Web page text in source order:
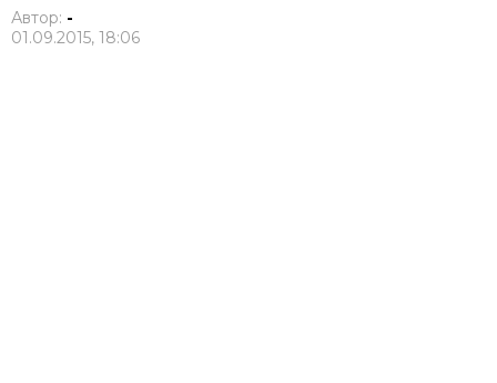
Автор: -
01.09.2015, 18:06